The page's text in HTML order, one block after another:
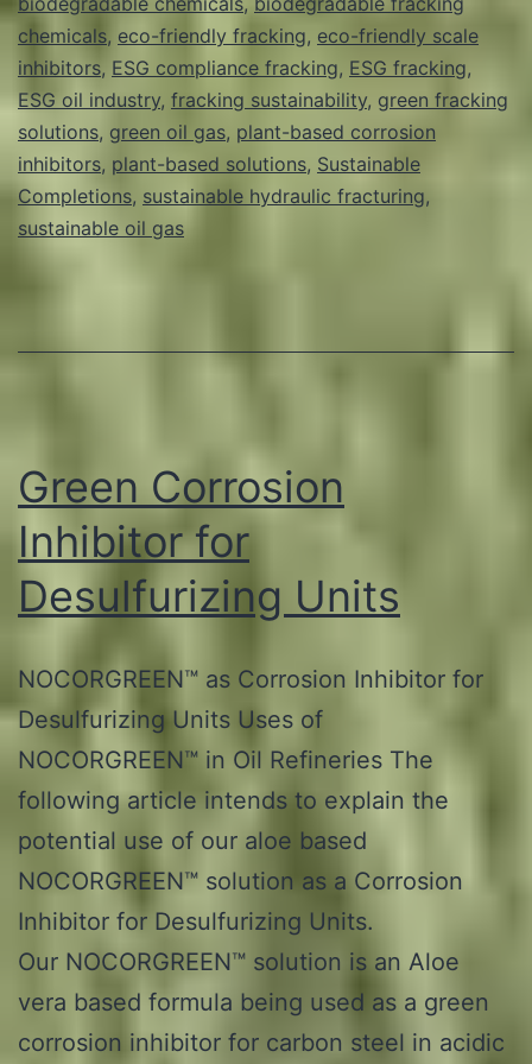
Innovations
Enhance
Sustainability
and
Efficiency
in
and
chemicals, eco-friendly fracking, eco-friendly scale
inhibitors, ESG compliance fracking, ESG fracking,
ESG oil industry, fracking sustainability, green fracking
solutions, green oil gas, plant-based corrosion
inhibitors, plant-based solutions, Sustainable
Completions, sustainable hydraulic fracturing,
sustainable oil gas
Green Corrosion
Inhibitor for
Desulfurizing Units
NOCORGREEN™ as Corrosion Inhibitor for
Desulfurizing Units Uses of
NOCORGREEN™ in Oil Refineries The
following article intends to explain the
potential use of our aloe based
NOCORGREEN™ solution as a Corrosion
Inhibitor for Desulfurizing Units.
Our NOCORGREEN™ solution is an Aloe
vera based formula being used as a green
corrosion inhibitor for carbon steel in acidic